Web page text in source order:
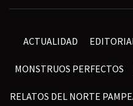
ACTUALIDAD
MONSTRUOS PERFECTOS
RELATOS DEL NORTE